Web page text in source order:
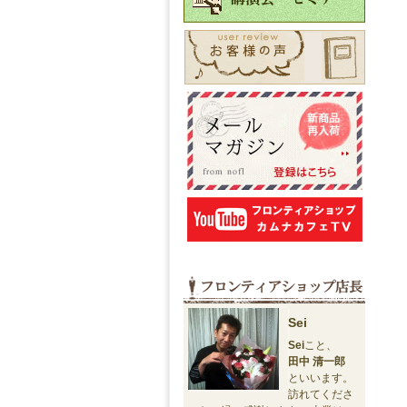
Sei
Sei こと、
田中 清一郎
といいます。
訪れてくださ